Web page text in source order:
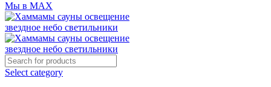
Мы в MAX
Select category